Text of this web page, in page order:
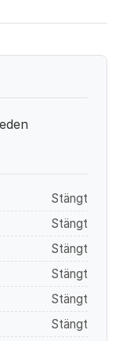
Stängt
Stängt
Stängt
Stängt
Stängt
Stängt